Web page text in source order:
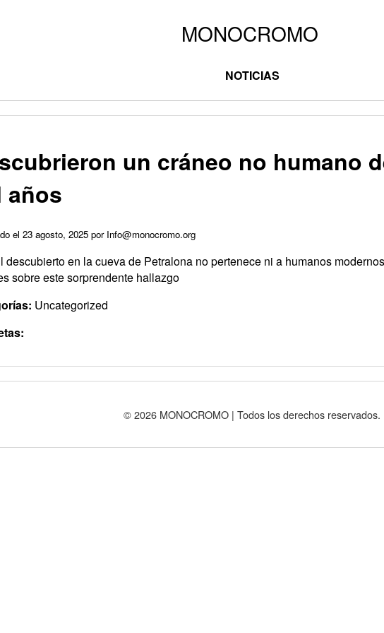
NOTICIAS
un cráneo no humano
años
el 23 agosto, 2025 por Info@monocromo.org
descubierto en la cueva de Petralona no pertenece ni a humanos
sobre este sorprendente hallazgo
Uncategorized
© 2026 MONOCROMO | Todos los derechos reservados.